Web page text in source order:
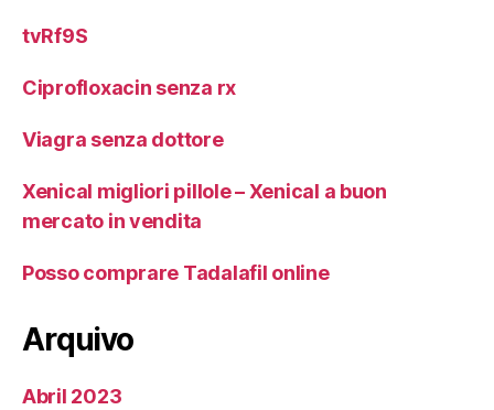
tvRf9S
Ciprofloxacin senza rx
Viagra senza dottore
Xenical migliori pillole – Xenical a buon
mercato in vendita
Posso comprare Tadalafil online
Arquivo
Abril 2023